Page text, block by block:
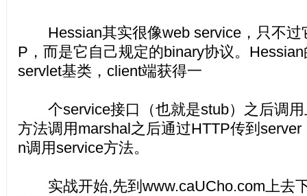
Hessian其实很像web service，只不过
P，而是它自己规定的binary协议。
servlet基类，client端获得一
个service接口（也就是stub）之后调用
方法调用marshal之后通过HTTP传到
n调用service方法。
实战开始,先到www.caUCho.com上去